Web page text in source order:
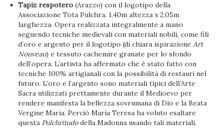
Tapiz respotero (Arazzo) con il logotipo della
Associazione Tota Pulchra. 1,40m altezza x 2,05m
larghezza. Opera realizzata integralmente a mano
seguendo tecniche medievali con materiali nobili, come fili
d’oro e argento per il logotipo (di chiara ispirazioneArt
Nouveau) e tessuto cachemire granate per lo sfondo
dell’opera. L’artista ha affermato che è stato fatto con
tecniche 100% artigianali con la possibilità di restauri nel
futuro. L’oro e l’argento sono materiali tipici dell’Arte
Sacra utilizzati prettamente durante il Medioevo per
rendere manifesta la bellezza sovrumana di Dio e la Beata
Vergine Maria. Perciò María Teresa ha voluto esaltare
questa Pulchritudodella Madonna usando tali materiali.